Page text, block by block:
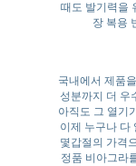
때도 발기력을
장 복용
국내에서 제품
성분까지 더 우
아직도 그 열기
이제 누구나 다
몇갑절의 가격
정품 비아그라